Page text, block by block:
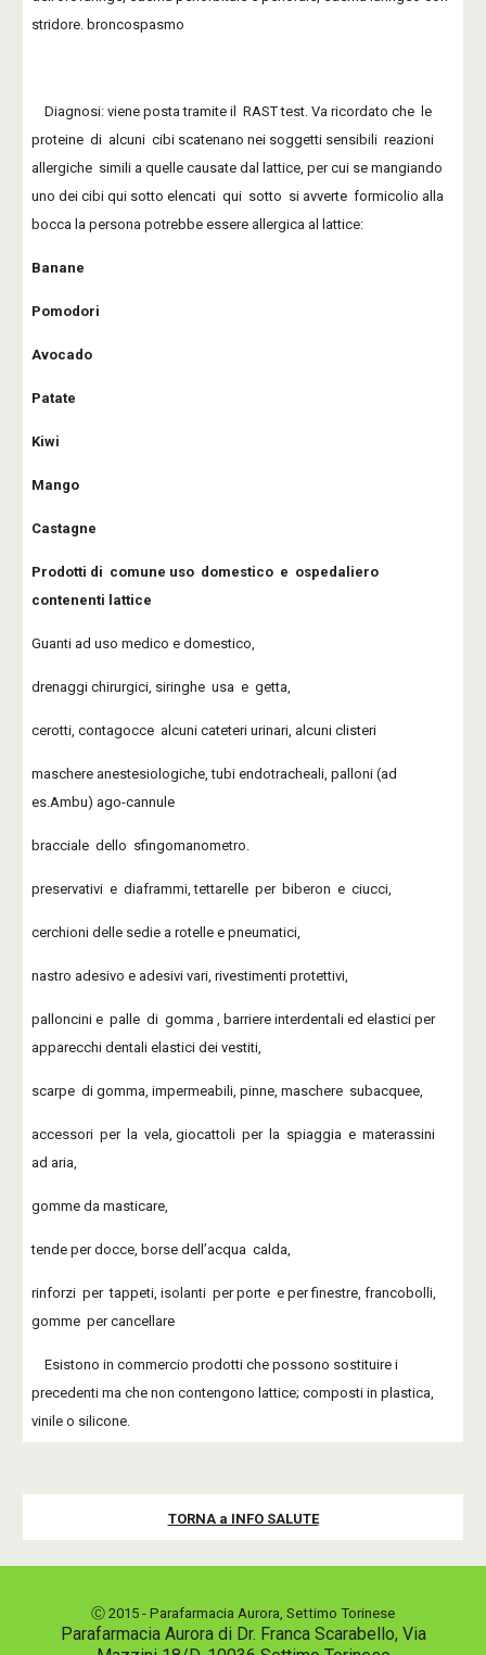
stridore. broncospasmo
Diagnosi: viene posta tramite il RAST test. Va ricordato che le
proteine di alcuni cibi scatenano nei soggetti sensibili reazioni
allergiche simili a quelle causate dal lattice, per cui se mangiando
uno dei cibi qui sotto elencati qui sotto si avverte formicolio alla
bocca la persona potrebbe essere allergica al lattice:
Banane
Pomodori
Avocado
Patate
Kiwi
Mango
Castagne
Prodotti di comune uso domestico e ospedaliero
contenenti lattice
Guanti ad uso medico e domestico,
drenaggi chirurgici, siringhe usa e getta,
cerotti, contagocce alcuni cateteri urinari, alcuni clisteri
maschere anestesiologiche, tubi endotracheali, palloni (ad
es.Ambu) ago-cannule
bracciale dello sfingomanometro.
preservativi e diaframmi, tettarelle per biberon e ciucci,
cerchioni delle sedie a rotelle e pneumatici,
nastro adesivo e adesivi vari, rivestimenti protettivi,
palloncini e palle di gomma , barriere interdentali ed elastici per
apparecchi dentali elastici dei vestiti,
scarpe di gomma, impermeabili, pinne, maschere subacquee,
accessori per la vela, giocattoli per la spiaggia e materassini
ad aria,
gomme da masticare,
tende per docce, borse dell’acqua calda,
rinforzi per tappeti, isolanti per porte e per finestre, francobolli,
gomme per cancellare
Esistono in commercio prodotti che possono sostituire i
precedenti ma che non contengono lattice; composti in plastica,
vinile o silicone.
TORNA a INFO SALUTE
Ⓒ 2015 - Parafarmacia Aurora, Settimo Torinese
Parafarmacia Aurora di Dr. Franca Scarabello, Via